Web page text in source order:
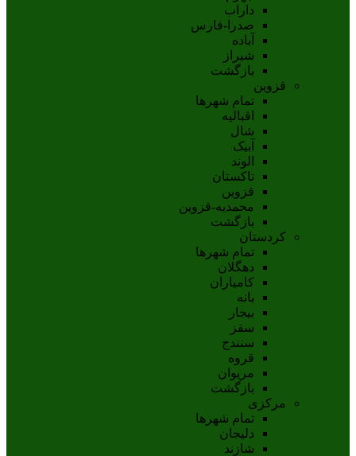
داراب
صدرا-فارس
آباده
شيراز
بازگشت
قزوین
تمام شهر‌ها
اقبالیه
شال
آبيک
الوند
تاکستان
قزوين
محمديه-قزوين
بازگشت
کردستان
تمام شهر‌ها
دهگلان
کامیاران
بانه
بيجار
سقز
سنندج
قروه
مريوان
بازگشت
مرکزی
تمام شهر‌ها
دلیجان
شازند